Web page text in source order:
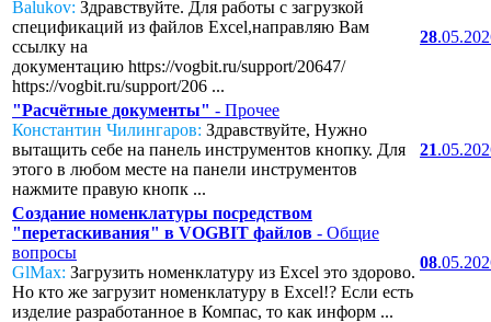
Balukov: Здравствуйте. Для работы с загрузкой
спецификаций из файлов Excel,направляю Вам
ссылку на
документацию https://vogbit.ru/support/20647/
https://vogbit.ru/support/206 ...
28
"Расчётные документы" - Прочее
Константин Чилингаров: Здравствуйте, Нужно
вытащить себе на панель инструментов кнопку. Для
этого в любом месте на панели инструментов
нажмите правую кнопк ...
21
Создание номенклатуры посредством
"перетаскивания" в VOGBIT файлов - Общие
вопросы
GlMax: Загрузить номенклатуру из Excel это здорово.
Но кто же загрузит номенклатуру в Excel!? Если есть
изделие разработанное в Компас, то как информ ...
08